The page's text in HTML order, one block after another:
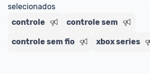
selecionados
controle
controle sem
controle sem fio xbox series